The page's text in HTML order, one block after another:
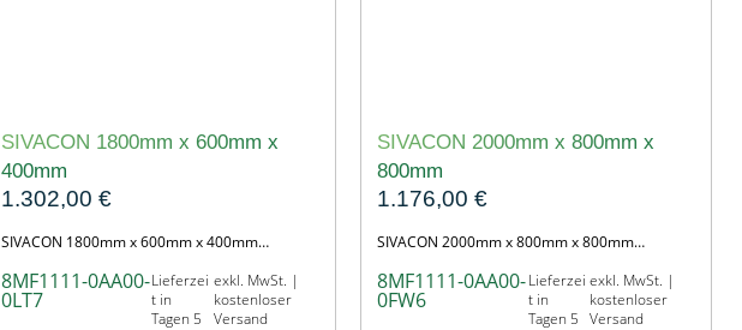
SIVACON 1800mm x 600mm x
400mm
1.302,00 €
SIVACON 1800mm x 600mm x 400mm…
8MF1111-0AA00-
0LT7
Lieferzei
t in
Tagen 5
exkl. MwSt. |
kostenloser
Versand
SIVACON 2000mm x 800mm x
800mm
1.176,00€
SIVACON 2000mm x 800mm x 800mm…
8MF1111-0AA00-
0FW6
Lieferzei
t in
Tagen 5
exkl. MwSt. |
kostenloser
Versand